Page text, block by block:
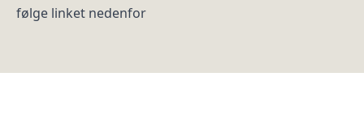
følge linket nedenfor